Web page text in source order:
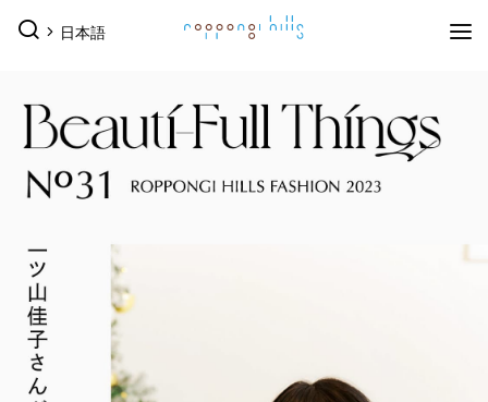
日本語
イベントTOPを見る
今月のイベント
来月のイベント
ピックアップイベント
グルメ＆ショップ
グルメ & ショップTOPを見る
ショップ一覧を見る
メンズファッション
レディスファッション
スポーツ・アウトドア
ミュージアム・展望台
森美術館 東京シティビュー
森美術館 公式サイト
映画館
映画館TOPを見る
TOHOシネマズ六本木ヒルズ 公式サイト
（お知らせ）
ホテル
ホテルTOPを見る
グランド ハイアット 東京 公式サイト
その他施設